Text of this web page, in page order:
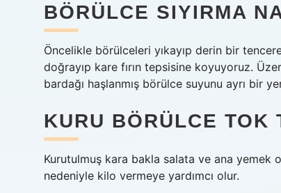
BÖRÜLCE SIYIRMA
Öncelikle börülceleri yıkayıp derin bir
doğrayıp kare fırın tepsisine koyuyoruz.
bardağı haşlanmış börülce suyunu ayrı bir
KURU BÖRÜLCE TOK
Kurutulmuş kara bakla salata ve ana
nedeniyle kilo vermeye yardımcı olur.